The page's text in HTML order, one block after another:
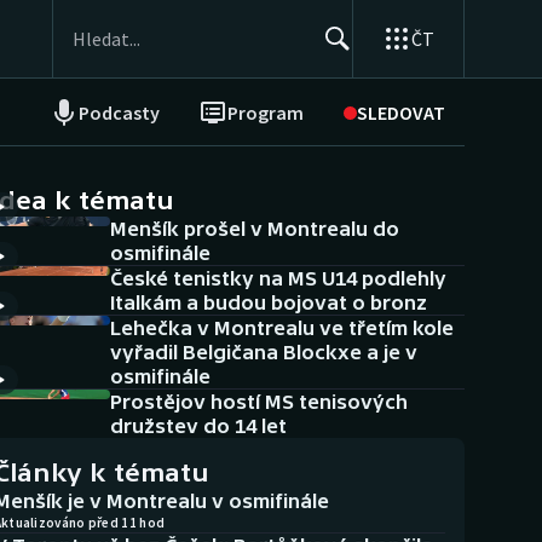
ČT
Podcasty Program SLEDOVAT
NEPŘEHLÉDNĚTE
Historické návraty
Aplikace ČT sport
AZ kvíz
k tématu
Menšík prošel v Montrealu do
osmifinále
České tenistky na MS U14 podlehly
Italkám a budou bojovat o bronz
Lehečka v Montrealu ve třetím kole
vyřadil Belgičana Blockxe a je v
osmifinále
Prostějov hostí MS tenisových
družstev do 14 let
k tématu
je v Montrealu v osmifinále
před 11 hod